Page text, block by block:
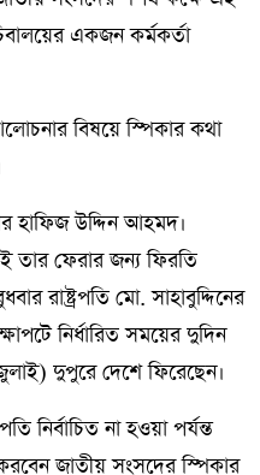
একজন কর্মকর্তা
বিষয়ে স্পিকার কথা
হাফিজ উদ্দিন আহমদ।
তার ফেরার জন্য ফিরতি
রাষ্ট্রপতি মো. সাহাবুদ্দিনের
নির্ধারিত সময়ের দুদিন
দুপুরে দেশে ফিরেছেন।
নির্বাচিত না হওয়া পর্যন্ত
করবেন জাতীয় সংসদের স্পিকার